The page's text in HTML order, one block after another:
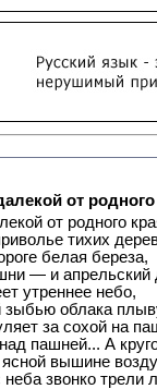
от родного
от родного
тихих
белая береза,
— и апрельский
утреннее небо,
зыбью облака
за сохой на
пашней... А
вышине
звонко трели